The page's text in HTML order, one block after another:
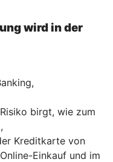
wird in der
birgt, wie zum
Kreditkarte von
Einkauf und im